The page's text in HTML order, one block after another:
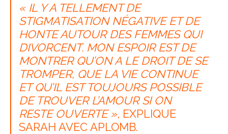
« IL Y A TELLEMENT DE
STIGMATISATION NÉGATIVE ET DE
HONTE AUTOUR DES FEMMES QUI
DIVORCENT. MON ESPOIR EST DE
MONTRER QU’ON A LE DROIT DE SE
TROMPER, QUE LA VIE CONTINUE
ET QU’IL EST TOUJOURS POSSIBLE
DE TROUVER L’AMOUR SI ON
RESTE OUVERTE », EXPLIQUE
SARAH AVEC APLOMB.